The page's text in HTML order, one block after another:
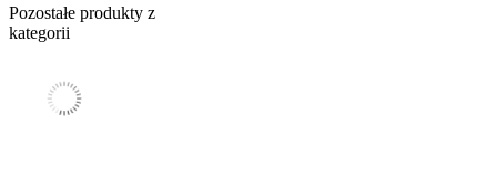
Pozostałe produkty z
kategorii